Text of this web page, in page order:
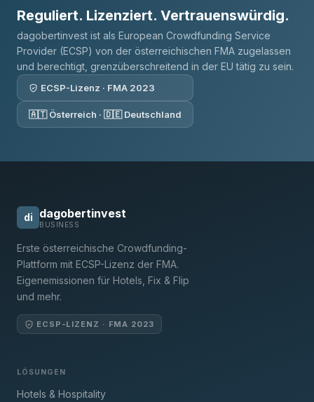
Reguliert. Lizenziert. Vertrauenswürdig.
dagobertinvest ist als European Crowdfunding Service
Provider (ECSP) von der österreichischen FMA zugelassen
und berechtigt, grenzüberschreitend in der EU tätig zu sein.
ECSP-Lizenz · FMA 2023
🇦🇹 Österreich · 🇩🇪 Deutschland
di dagobertinvest
BUSINESS
Erste österreichische Crowdfunding-
Plattform mit ECSP-Lizenz der FMA.
Eigenemissionen für Hotels, Fix & Flip
und mehr.
ECSP-LIZENZ · FMA 2023
LÖSUNGEN
Hotels & Hospitality